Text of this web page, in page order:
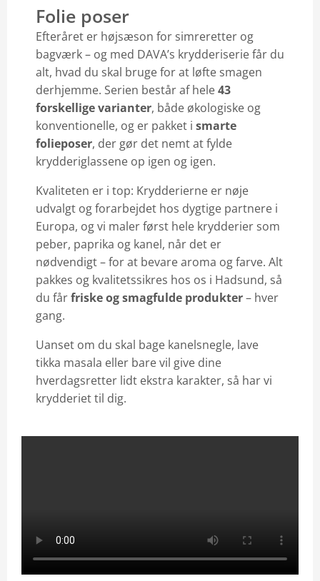
Folie poser
Efteråret er højsæson for simreretter og
bagværk – og med DAVA’s krydderiserie får du
alt, hvad du skal bruge for at løfte smagen
derhjemme. Serien består af hele43
forskellige varianter, både økologiske og
konventionelle, og er pakket i smarte
folieposer, der gør det nemt at fylde
krydderiglassene op igen og igen.
Kvaliteten er i top: Krydderierne er nøje
udvalgt og forarbejdet hos dygtige partnere i
Europa, og vi maler først hele krydderier som
peber, paprika og kanel, når det er
nødvendigt – for at bevare aroma og farve. Alt
pakkes og kvalitetssikres hos os i Hadsund, så
du fårfriske og smagfulde produkter– hver
gang.
Uanset om du skal bage kanelsnegle, lave
tikka masala eller bare vil give dine
hverdagsretter lidt ekstra karakter, så har vi
krydderiet til dig.